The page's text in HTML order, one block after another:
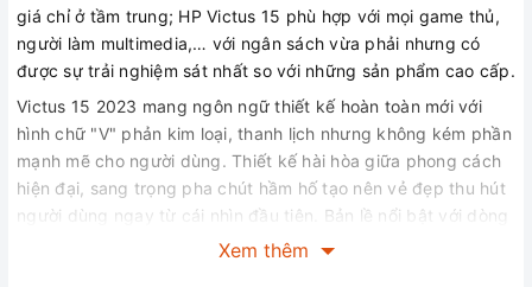
giá chỉ ở tầm trung; HP Victus 15 phù hợp với mọi game thủ,
người làm multimedia,… với ngân sách vừa phải nhưng có
được sự trải nghiệm sát nhất so với những sản phẩm cao cấp.
Victus 15 2023 mang ngôn ngữ thiết kế hoàn toàn mới với
hình chữ "V" phản kim loại, thanh lịch nhưng không kém phần
mạnh mẽ cho người dùng. Thiết kế hài hòa giữa phong cách
hiện đại, sang trọng pha chút hầm hố tạo nên vẻ đẹp thu hút
người dùng ngay từ cái nhìn đầu tiên. Bản lề nổi bật với dòng
chữ Victus được chạm khắc kỹ lưỡng. Nhưng ở đâu đó, HP
Xem thêm